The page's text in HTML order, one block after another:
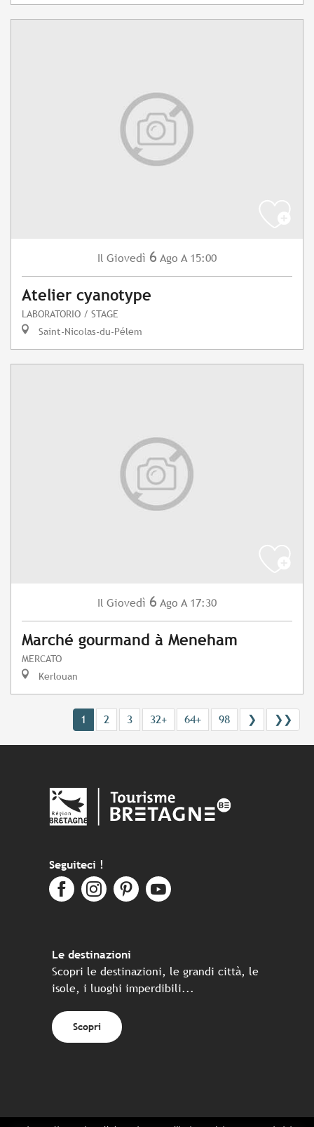
Il Giovedì 6 Ago A 15:00
Atelier cyanotype
LABORATORIO / STAGE
Saint-Nicolas-du-Pélem
Il Giovedì 6 Ago A 17:30
Marché gourmand à Meneham
MERCATO
Kerlouan
1 2 3 32+ 64+ 98 ❯ ❯❯
Seguiteci !
Le destinazioni
Scopri le destinazioni, le grandi città, le
isole, i luoghi imperdibili...
Scopri